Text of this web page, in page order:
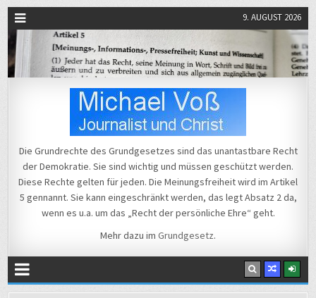
9. AUGUST 2026
Michael Voß
Die Grundrechte des Grundgesetzes sind das unantastbare Recht
der Demokratie. Sie sind wichtig und müssen geschützt werden.
Diese Rechte gelten für jeden. Die Meinungsfreiheit wird im Artikel
5 gennannt. Sie kann eingeschränkt werden, das legt Absatz 2 da,
wenn es u.a. um das „Recht der persönliche Ehre“ geht.
Mehr dazu im Grundgesetz.